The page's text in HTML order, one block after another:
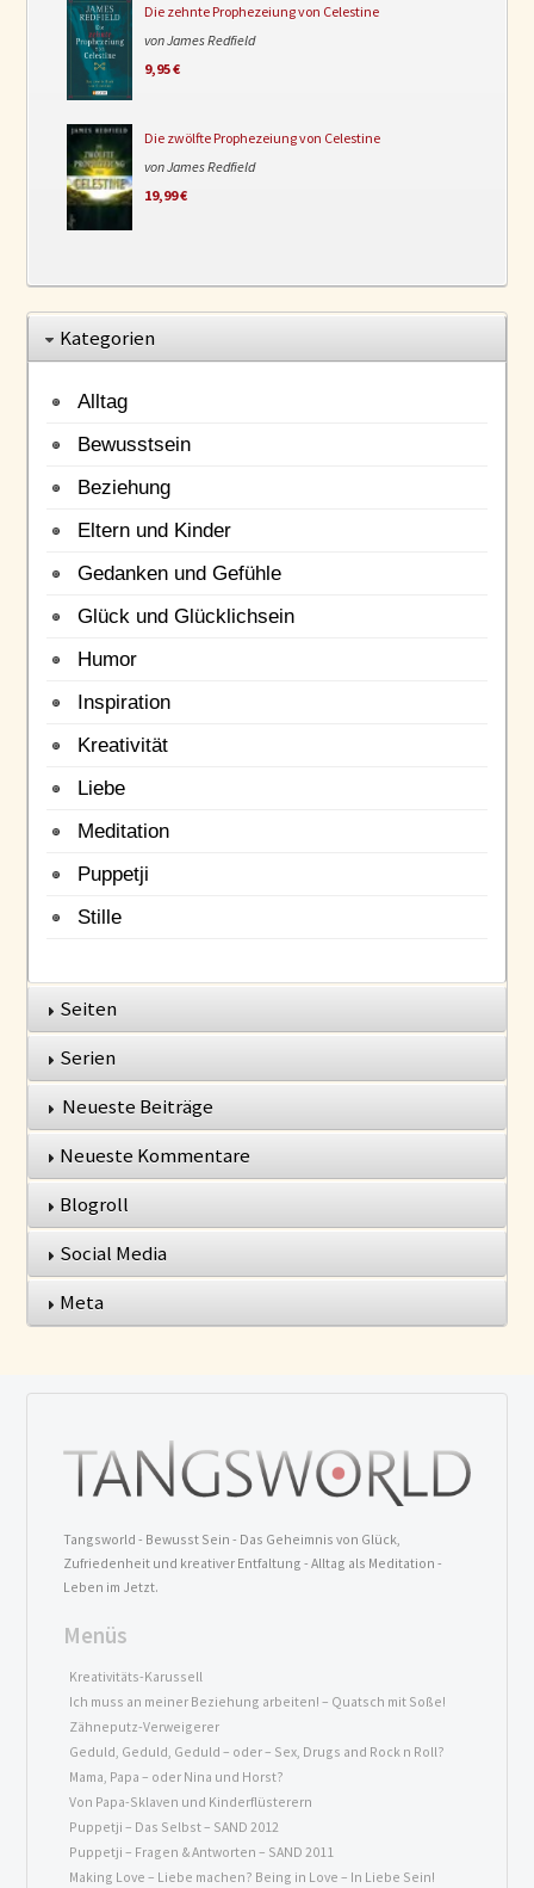
Die zehnte Prophezeiung von Celestine
von James Redfield
9,95 €
Die zwölfte Prophezeiung von Celestine
von James Redfield
19,99 €
Kategorien
Alltag
Bewusstsein
Beziehung
Eltern und Kinder
Gedanken und Gefühle
Glück und Glücklichsein
Humor
Inspiration
Kreativität
Liebe
Meditation
Puppetji
Stille
Seiten
Serien
Neueste Beiträge
Neueste Kommentare
Blogroll
Social Media
Meta
Tangsworld - Bewusst Sein - Das Geheimnis von Glück,
Zufriedenheit und kreativer Entfaltung - Alltag als Meditation -
Leben im Jetzt.
Menüs
Kreativitäts-Karussell
Ich muss an meiner Beziehung arbeiten! – Quatsch mit Soße!
Zähneputz-Verweigerer
Geduld, Geduld, Geduld – oder – Sex, Drugs and Rock n Roll?
Mama, Papa – oder Nina und Horst?
Von Papa-Sklaven und Kinderflüsterern
Puppetji – Das Selbst – SAND 2012
Puppetji – Fragen & Antworten – SAND 2011
Making Love – Liebe machen? Being in Love – In Liebe Sein!